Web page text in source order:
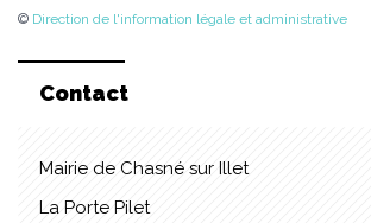
© Direction de l'information légale et administrative
Contact
Mairie de Chasné sur Illet
La Porte Pilet